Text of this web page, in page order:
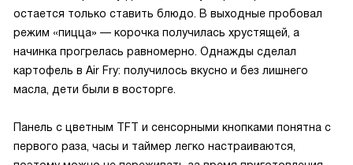
остается только ставить блюдо. В выходные пробовал
режим «пицца» — корочка получилась хрустящей, а
начинка прогрелась равномерно. Однажды сделал
картофель в Air Fry: получилось вкусно и без лишнего
масла, дети были в восторге.
Панель с цветным TFT и сенсорными кнопками понятна с
первого раза, часы и таймер легко настраиваются,